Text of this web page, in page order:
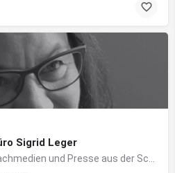
Sigrid Leger